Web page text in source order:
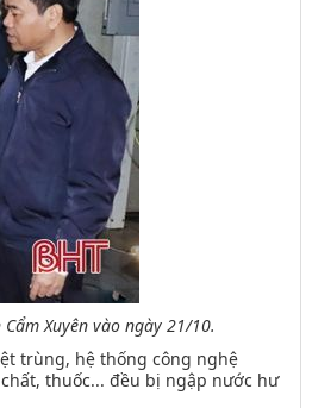
Xuyên vào ngày 21/10.
trùng, hệ thống công nghệ
thuốc... đều bị ngập nước hư